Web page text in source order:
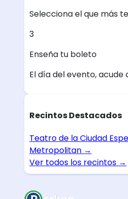
Selecciona el que más
3
Enseña tu boleto
El día del evento,
Recintos Destacados
Teatro de la Ciudad
Metropolitan →
Ver todos los recintos →